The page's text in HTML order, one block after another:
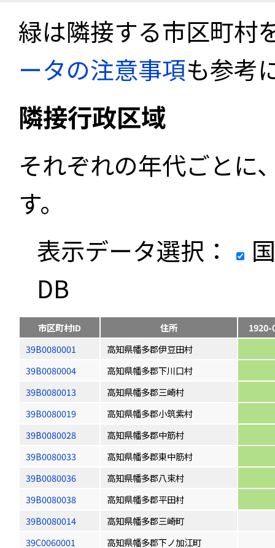
緑は隣接する市区町村
ータの注意事項も参考
隣接行政区域
それぞれの年代ごとに
す。
表示データ選択：
DB
市区町村ID 住所
1920-
39B0080001
高知県幡多郡伊豆田村
39B0080004
高知県幡多郡下川口村
39B0080013
高知県幡多郡三崎村
39B0080019
高知県幡多郡小筑紫村
39B0080028
高知県幡多郡中筋村
39B0080033
高知県幡多郡東中筋村
39B0080036
高知県幡多郡八束村
39B0080038
高知県幡多郡平田村
39B0080014
高知県幡多郡三崎町
39C0060001
高知県幡多郡下ノ加江町